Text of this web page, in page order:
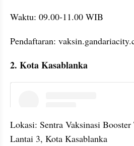
Waktu: 09.00-11.00 WIB
Pendaftaran:
2. Kota Kasablanka
Lokasi: Sentra Vaksinasi
Lantai 3, Kota Kasablanka